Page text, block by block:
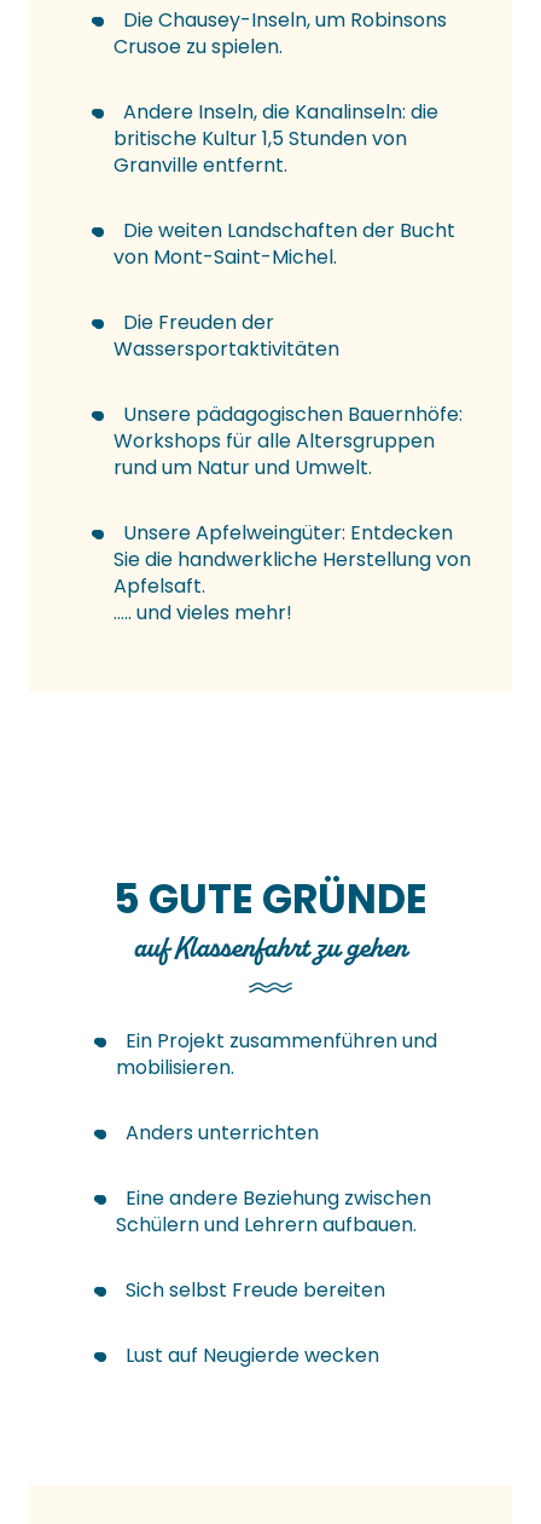
Die Chausey-Inseln, um Robinsons
Crusoe zu spielen.
Andere Inseln, die Kanalinseln: die
britische Kultur 1,5 Stunden von
Granville entfernt.
Die weiten Landschaften der Bucht
von Mont-Saint-Michel.
Die Freuden der
Wassersportaktivitäten
Unsere pädagogischen Bauernhöfe:
Workshops für alle Altersgruppen
rund um Natur und Umwelt.
Unsere Apfelweingüter: Entdecken
Sie die handwerkliche Herstellung von
Apfelsaft.
….. und vieles mehr!
5 GUTE GRÜNDE
auf Klassenfahrt zu gehen
Ein Projekt zusammenführen und
mobilisieren.
Anders unterrichten
Eine andere Beziehung zwischen
Schülern und Lehrern aufbauen.
Sich selbst Freude bereiten
Lust auf Neugierde wecken